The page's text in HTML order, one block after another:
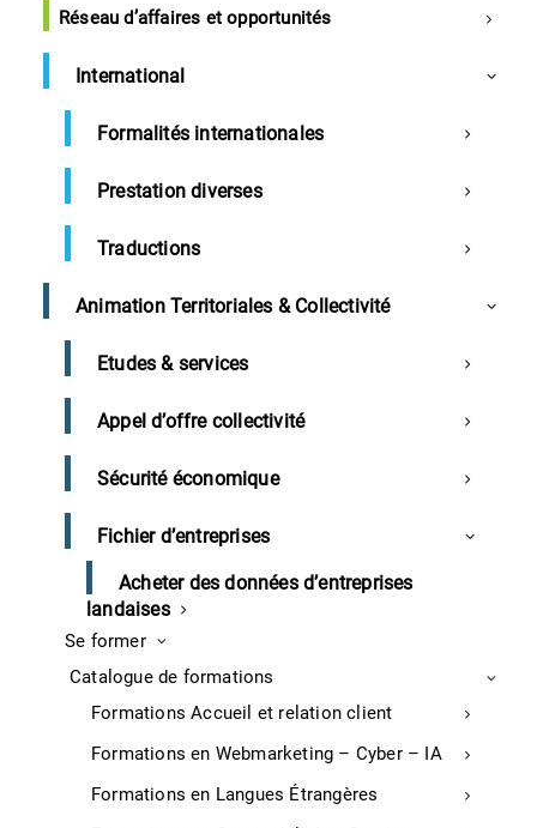
Réseau d’affaires et opportunités
International
Formalités internationales
Prestation diverses
Traductions
Animation Territoriales & Collectivité
Etudes & services
Appel d’offre collectivité
Sécurité économique
Fichier d’entreprises
Acheter des données d’entreprises
landaises
Se former
Catalogue de formations
Formations Accueil et relation client
Formations en Webmarketing – Cyber – IA
Formations en Langues Étrangères
Entreprises
Entreprises landaises tentées par les
certifications
Dans les Landes, les entreprises Castex (couettes en
plume, dont l’activité est impactée par la grippe
aviaire), Nectoux (comptoirs de bistrot) et Artiga
(linge basque) misent sur des certifications pour
protéger leur savoir-faire et leurs produits, comme le
label Origine France Garantie ou le label Entreprise du
Sud Ouest, P.13, mercredi 3 mars 2021
Entreprises landaises à l’honneur
Dans les Landes, la cérémonie départementale des
prix de l’économie Néo-Aquitains 2020 a fait l’objet
d’une émission télévisée d’une trentaine de minutes, le
primées : Bourrassée (bouchons de liège), Dussau
(matériel agricole) et Protify (production de protéines